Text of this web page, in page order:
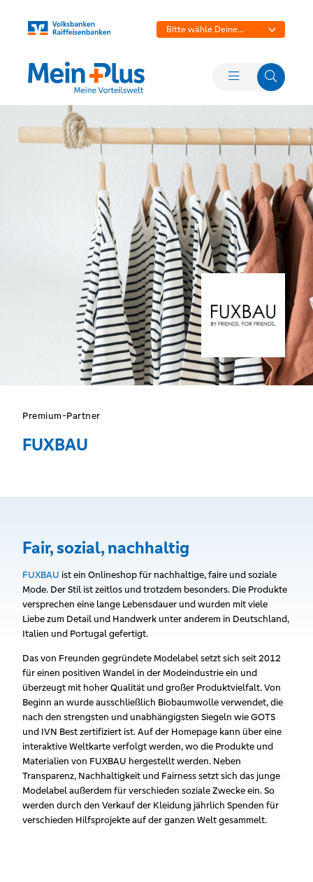
Bitte wähle Deine
Premium-Partner
FUXBAU
Fair, sozial, nachhaltig
FUXBAU ist ein Onlineshop für nachhaltige, faire und soziale
Mode. Der Stil ist zeitlos und trotzdem besonders. Die Produkte
versprechen eine lange Lebensdauer und wurden mit viele
Liebe zum Detail und Handwerk unter anderem in Deutschland,
Italien und Portugal gefertigt.
‌Das von Freunden gegründete Modelabel setzt sich seit 2012
für einen positiven Wandel in der Modeindustrie ein und
überzeugt mit hoher Qualität und großer Produktvielfalt. Von
Beginn an wurde ausschließlich Biobaumwolle verwendet, die
nach den strengsten und unabhängigsten Siegeln wie GOTS
und IVN Best zertifiziert ist. Auf der Homepage kann über eine
interaktive Weltkarte verfolgt werden, wo die Produkte und
Materialien von FUXBAU hergestellt werden. Neben
Transparenz, Nachhaltigkeit und Fairness setzt sich das junge
Modelabel außerdem für verschieden soziale Zwecke ein. So
werden durch den Verkauf der Kleidung jährlich Spenden für
verschieden Hilfsprojekte auf der ganzen Welt gesammelt.